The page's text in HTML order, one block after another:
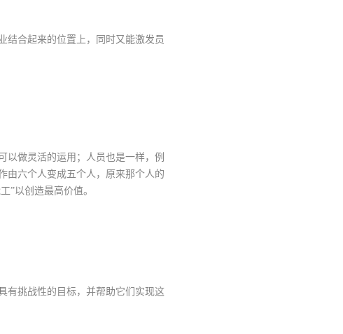
结合起来的位置上，同时又能激发员
以做灵活的运用；人员也是一样，例
由六个人变成五个人，原来那个人的
”以创造最高价值。
有挑战性的目标，并帮助它们实现这